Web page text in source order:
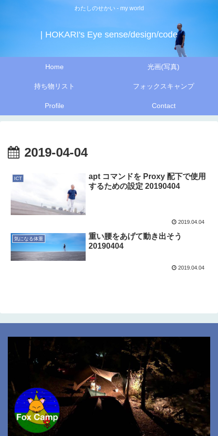
わたしのせかい - my world
| HOKARI's Eye sense/design/code
Home 光画(写真)
持ち物リスト フォックスキャンプ
Profile Contact
2019-04-04
ICT
apt コマンドを Proxy 配下で使用
するための設定 20190404
2019.04.04
気になる体重
重い腰をあげて動き出そう
20190404
2019.04.04